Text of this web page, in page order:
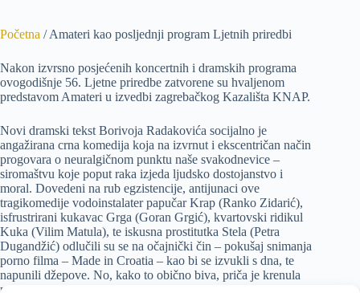
Početna /Amateri kao posljednji program Ljetnih priredbi
Nakon izvrsno posjećenih koncertnih i dramskih programa
ovogodišnje 56. Ljetne priredbe zatvorene su hvaljenom
predstavom Amateri u izvedbi zagrebačkog Kazališta KNAP.
Novi dramski tekst Borivoja Radakovića socijalno je
angažirana crna komedija koja na izvrnut i ekscentričan način
progovara o neuralgičnom punktu naše svakodnevice –
siromaštvu koje poput raka izjeda ljudsko dostojanstvo i
moral. Dovedeni na rub egzistencije, antijunaci ove
tragikomedije vodoinstalater papučar Krap (Ranko Zidarić),
isfrustrirani kukavac Grga (Goran Grgić), kvartovski ridikul
Kuka (Vilim Matula), te iskusna prostitutka Stela (Petra
Dugandžić) odlučili su se na očajnički čin – pokušaj snimanja
porno filma – Made in Croatia – kao bi se izvukli s dna, te
napunili džepove. No, kako to obično biva, priča je krenula
posve drugim tijekom, a nesuđeni glumci (za odrasle) umjesto